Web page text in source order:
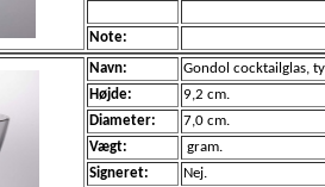
Note:
Navn:
Gondol cocktailglas,
Højde:
9,2 cm.
Diameter:
7,0 cm.
Vægt:
gram.
Signeret:
Nej.